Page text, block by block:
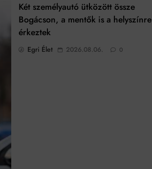
Két személyautó ütközött össze
Bogácson, a mentők is a helyszínre
érkeztek
Egri Élet 2026.08.06. 0